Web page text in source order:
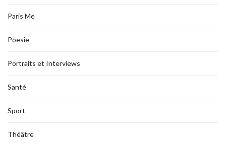
Paris Me
Poesie
Portraits et Interviews
Santé
Sport
Théâtre